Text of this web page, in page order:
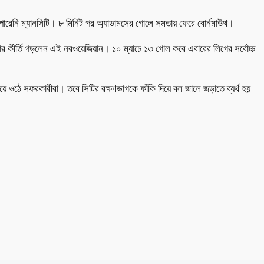
ম্যানসিটি। ৮ মিনিট পর অ্যাডামসের গোলে সমতায় ফেরে বোর্নমাউথ।
কীর্তি গড়লেন এই নরওয়েজিয়ান। ১০ ম্যাচে ১৩ গোল করে এবারের লিগের সর্বোচ্চ
ওঠে সফরকারীরা। তবে সিটির রক্ষণভাগকে ফাঁকি দিয়ে বল জালে জড়াতে ব্যর্থ হয়